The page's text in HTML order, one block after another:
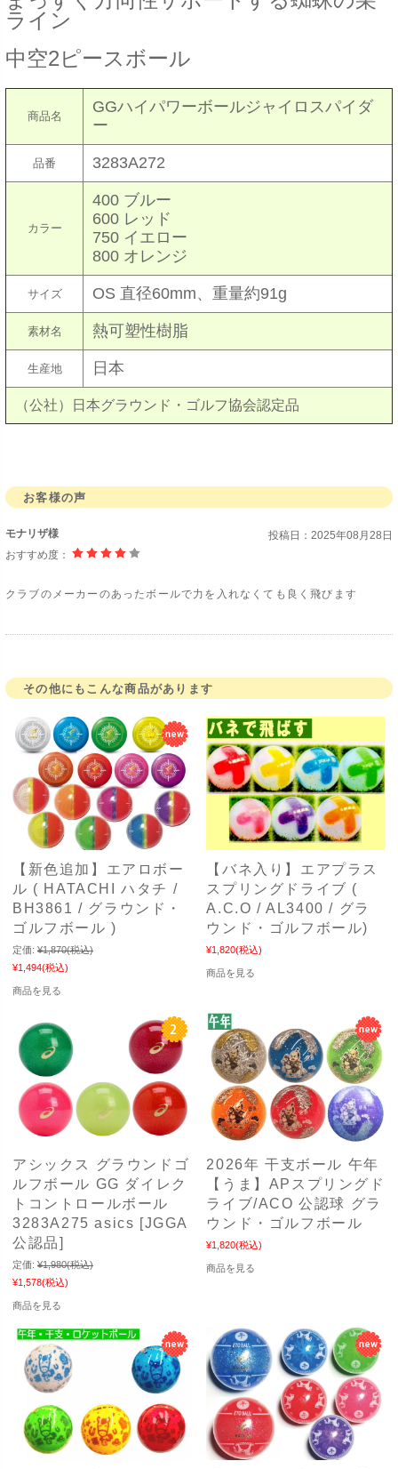
ライン
中空2ピースボール
商品名
GGハイパワーボールジャイロスパイダ
ー
品番 3283A272
カラー
400 ブルー
600 レッド
750 イエロー
800 オレンジ
サイズ OS 直径60mm、重量約91g
素材名 熱可塑性樹脂
生産地 日本
（公社）日本グラウンド・ゴルフ協会認定品
お客様の声
モナリザ様 投稿日： 2025年08月28日
おすすめ度：
クラブのメーカーのあったボールで力を入れなくても良く飛びます
その他にもこんな商品があります
【新色追加】エアロボー
ル ( HATACHI ハタチ /
BH3861 / グラウンド・
ゴルフボール )
定価: ¥1,870(税込)
¥1,494(税込)
商品を見る
【バネ入り】エアプラス
スプリングドライブ (
A.C.O / AL3400 / グラ
ウンド・ゴルフボール)
¥1,820(税込)
商品を見る
アシックス グラウンドゴ
ルフボール GG ダイレク
トコントロールボール
3283A275 asics [JGGA
公認品]
定価: ¥1,980(税込)
¥1,578(税込)
商品を見る
2026年 干支ボール 午年
【うま】APスプリングド
ライブ/ACO 公認球 グラ
ウンド・ゴルフボール
¥1,820(税込)
商品を見る